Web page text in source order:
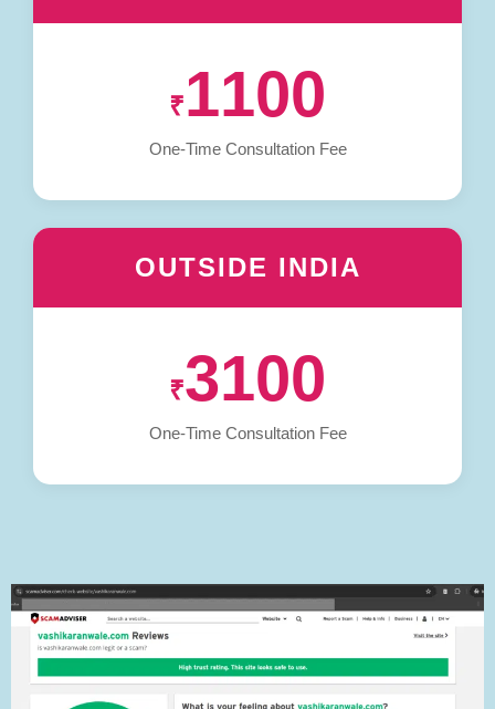
₹1100
One-Time Consultation Fee
OUTSIDE INDIA
₹3100
One-Time Consultation Fee